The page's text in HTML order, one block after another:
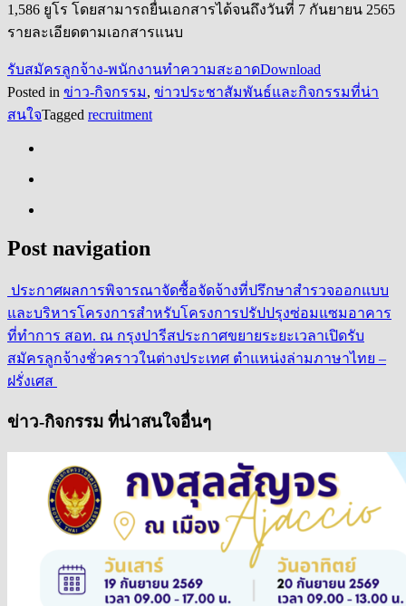
1,586 ยูโร โดยสามารถยื่นเอกสารได้จนถึงวันที่ 7 กันยายน 2565
รายละเอียดตามเอกสารแนบ
รับสมัครลูกจ้าง-พนักงานทำความสะอาดDownload
Posted in ข่าว-กิจกรรม, ข่าวประชาสัมพันธ์และกิจกรรมที่น่า
สนใจTagged recruitment
Post navigation
ประกาศผลการพิจารณาจัดซื้อจัดจ้างที่ปรึกษาสำรวจออกแบบ
และบริหารโครงการสำหรับโครงการปรัปปรุงซ่อมแซมอาคาร
ที่ทำการ สอท. ณ กรุงปารีสประกาศขยายระยะเวลาเปิดรับ
สมัครลูกจ้างชั่วคราวในต่างประเทศ ตำแหน่งล่ามภาษาไทย –
ฝรั่งเศส
ข่าว-กิจกรรม ที่น่าสนใจอื่นๆ